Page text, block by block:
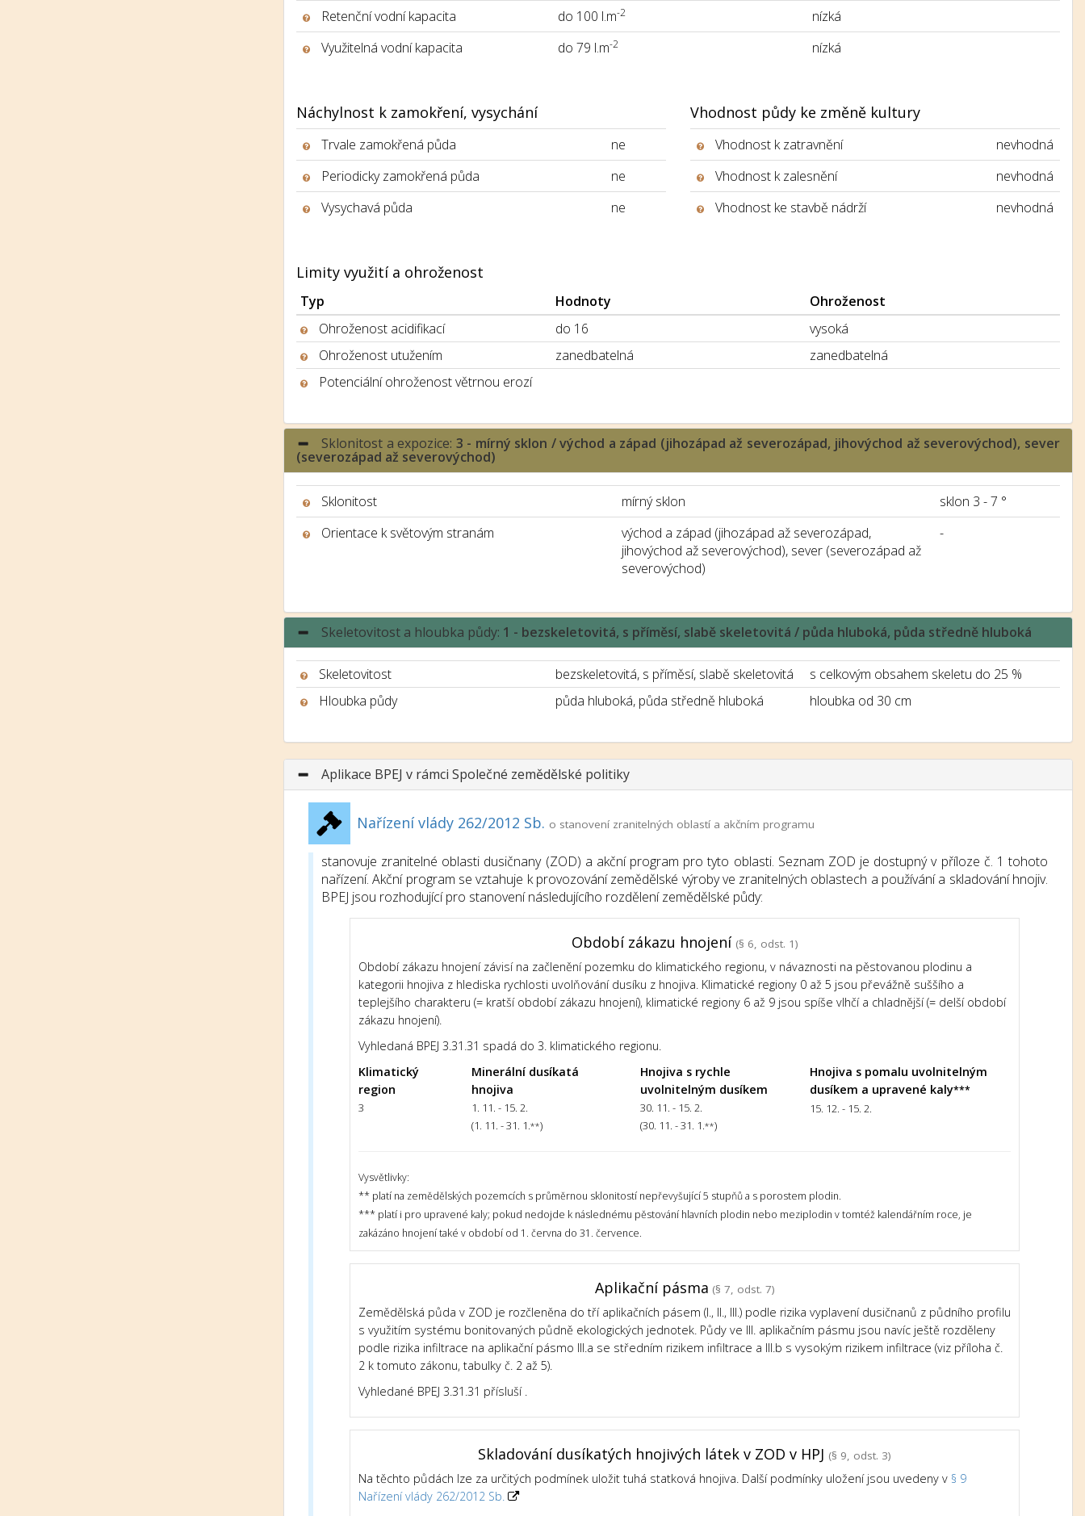
Retenční vodní kapacita
do 100 l.m-2
nízká
Využitelná vodní kapacita
do 79 l.m-2 nízká
Náchylnost k zamokření, vysychání
Trvale zamokřená půda
ne
Periodicky zamokřená půda
ne
Vysychavá půda
ne
Vhodnost půdy ke změně kultury
Vhodnost k zatravnění
nevhodná
Vhodnost k zalesnění
nevhodná
Vhodnost ke stavbě nádrží
nevhodná
Limity využití a ohroženost
Typ Hodnoty
Ohroženost
Ohroženost acidifikací
do 16
vysoká
Ohroženost utužením
zanedbatelná
zanedbatelná
Potenciální ohroženost větrnou erozí
Sklonitost a expozice: 3 - mírný sklon / východ a západ (jihozápad až severozápad, jihovýchod až severovýchod), sever
(severozápad až severovýchod)
Sklonitost mírný sklon
sklon 3 - 7 °
Orientace k světovým stranám
východ a západ (jihozápad až severozápad,
jihovýchod až severovýchod), sever (severozápad až
severovýchod)
-
Skeletovitost a hloubka půdy: 1 - bezskeletovitá, s příměsí, slabě skeletovitá / půda hluboká, půda středně hluboká
Skeletovitost bezskeletovitá, s příměsí, slabě skeletovitá
s celkovým obsahem skeletu do 25 %
Hloubka půdy
půda hluboká, půda středně hluboká hloubka od 30 cm
Aplikace BPEJ v rámci Společné zemědělské politiky
Nařízení vlády 262/2012 Sb. o stanovení zranitelných oblastí a akčním programu
stanovuje zranitelné oblasti dusičnany (ZOD) a akční program pro tyto oblasti. Seznam ZOD je dostupný v příloze č. 1 tohoto
nařízení. Akční program se vztahuje k provozování zemědělské výroby ve zranitelných oblastech a používání a skladování hnojiv.
BPEJ jsou rozhodující pro stanovení následujícího rozdělení zemědělské půdy:
Období zákazu hnojení (§ 6, odst. 1)
Období zákazu hnojení závisí na začlenění pozemku do klimatického regionu, v návaznosti na pěstovanou plodinu a
kategorii hnojiva z hlediska rychlosti uvolňování dusíku z hnojiva. Klimatické regiony 0 až 5 jsou převážně suššího a
teplejšího charakteru (= kratší období zákazu hnojení), klimatické regiony 6 až 9 jsou spíše vlhčí a chladnější (= delší období
zákazu hnojení).
Vyhledaná BPEJ 3.31.31 spadá do 3. klimatického regionu.
Klimatický
region
3
Minerální dusíkatá
hnojiva
1. 11. - 15. 2.
(1. 11. - 31. 1.**)
Hnojiva s rychle
uvolnitelným dusíkem
30. 11. - 15. 2.
(30. 11. - 31. 1.**)
Hnojiva s pomalu uvolnitelným
dusíkem a upravené kaly***
15. 12. - 15. 2.
Vysvětlivky:
** platí na zemědělských pozemcích s průměrnou sklonitostí nepřevyšující 5 stupňů a s porostem plodin.
*** platí i pro upravené kaly; pokud nedojde k následnému pěstování hlavních plodin nebo meziplodin v tomtéž kalendářním roce, je
zakázáno hnojení také v období od 1. června do 31. července.
Aplikační pásma (§ 7, odst. 7)
Zemědělská půda v ZOD je rozčleněna do tří aplikačních pásem (I., II., III.) podle rizika vyplavení dusičnanů z půdního profilu
s využitím systému bonitovaných půdně ekologických jednotek. Půdy ve III. aplikačním pásmu jsou navíc ještě rozděleny
podle rizika infiltrace na aplikační pásmo III.a se středním rizikem infiltrace a III.b s vysokým rizikem infiltrace (viz příloha č.
2 k tomuto zákonu, tabulky č. 2 až 5).
Vyhledané BPEJ 3.31.31 přísluší .
Skladování dusíkatých hnojivých látek v ZOD v HPJ (§ 9, odst. 3)
Na těchto půdách lze za určitých podmínek uložit tuhá statková hnojiva. Další podmínky uložení jsou uvedeny v § 9
Nařízení vlády 262/2012 Sb.